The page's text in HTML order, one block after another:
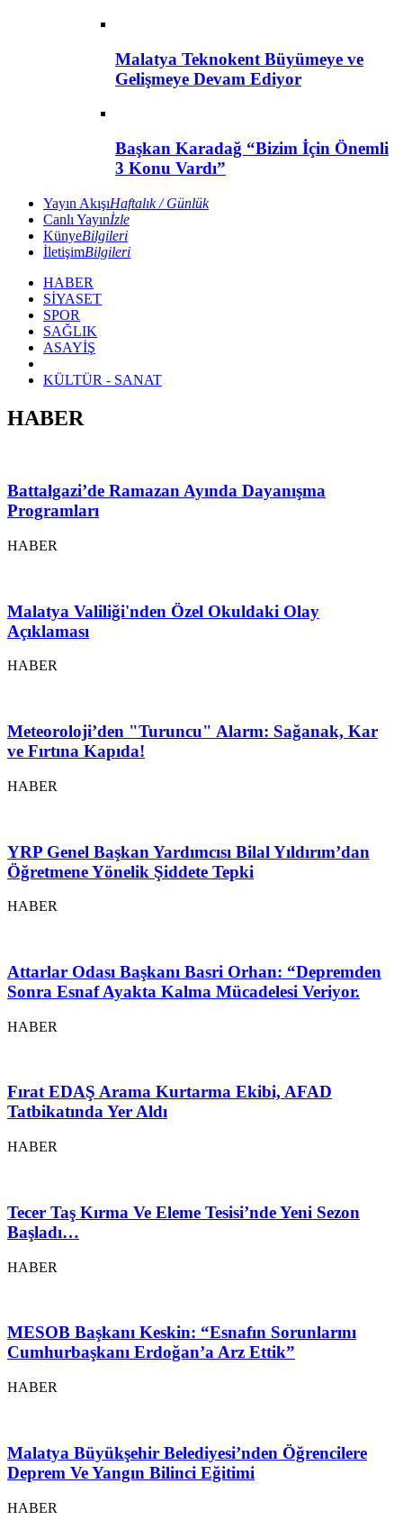
Malatya Teknokent Büyümeye ve
Gelişmeye Devam Ediyor
Başkan Karadağ “Bizim İçin Önemli
3 Konu Vardı”
Yayın AkışıHaftalık / Günlük
Canlı Yayınİzle
KünyeBilgileri
İletişimBilgileri
HABER
SİYASET
SPOR
SAĞLIK
ASAYİŞ
KÜLTÜR - SANAT
HABER
Battalgazi’de Ramazan Ayında Dayanışma
Programları
HABER
Malatya Valiliği'nden Özel Okuldaki Olay
Açıklaması
HABER
Meteoroloji’den "Turuncu" Alarm: Sağanak, Kar
ve Fırtına Kapıda!
HABER
YRP Genel Başkan Yardımcısı Bilal Yıldırım’dan
Öğretmene Yönelik Şiddete Tepki
HABER
Attarlar Odası Başkanı Basri Orhan: “Depremden
Sonra Esnaf Ayakta Kalma Mücadelesi Veriyor.
HABER
Fırat EDAŞ Arama Kurtarma Ekibi, AFAD
Tatbikatında Yer Aldı
HABER
Tecer Taş Kırma Ve Eleme Tesisi’nde Yeni Sezon
Başladı…
HABER
MESOB Başkanı Keskin: “Esnafın Sorunlarını
Cumhurbaşkanı Erdoğan’a Arz Ettik”
HABER
Malatya Büyükşehir Belediyesi’nden Öğrencilere
Deprem Ve Yangın Bilinci Eğitimi
HABER